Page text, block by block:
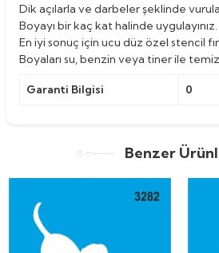
Dik açılarla ve darbeler şeklinde
Boyayı bir kaç kat halinde uygulayınız.
En iyi sonuç için ucu düz özel stencil
Boyaları su, benzin veya tiner ile
Garanti Bilgisi 0
Benzer